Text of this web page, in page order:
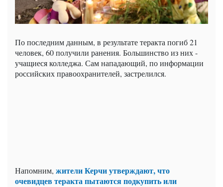
По последним данным, в результате теракта погиб 21
человек, 60 получили ранения. Большинство из них -
учащиеся колледжа. Сам нападающий, по информации
российских правоохранителей, застрелился.
Напомним, жители Керчи утверждают, что
очевидцев теракта пытаются подкупить или